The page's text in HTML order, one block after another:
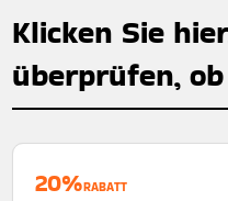
Klicken Sie
überprüfen,
20%RABATT